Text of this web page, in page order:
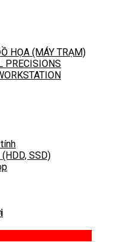
HỌA (MÁY TRẠM)
PRECISIONS
SSD)